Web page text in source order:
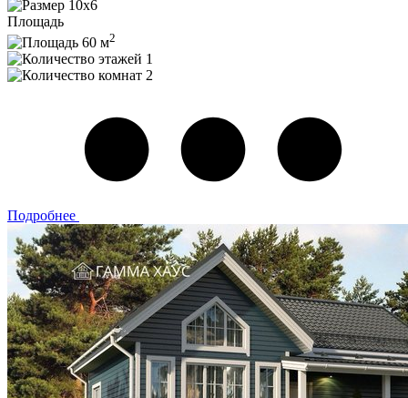
10х6
Площадь
60 м2
1
2
Подробнее